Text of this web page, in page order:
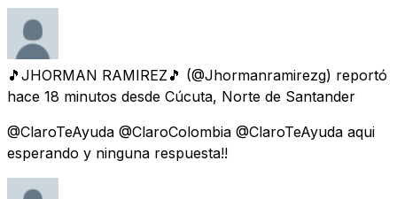
🎵JHORMAN RAMIREZ🎵 (@Jhormanramirezg) reportó
hace 18 minutos desde Cúcuta, Norte de Santander
@ClaroTeAyuda @ClaroColombia @ClaroTeAyuda aqui
esperando y ninguna respuesta!!